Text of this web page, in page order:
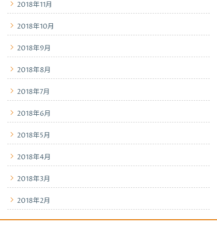
2018年11月
2018年10月
2018年9月
2018年8月
2018年7月
2018年6月
2018年5月
2018年4月
2018年3月
2018年2月